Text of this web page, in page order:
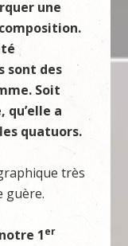
une
sont des
Soit
a
quatuors.
très
guère.
1er